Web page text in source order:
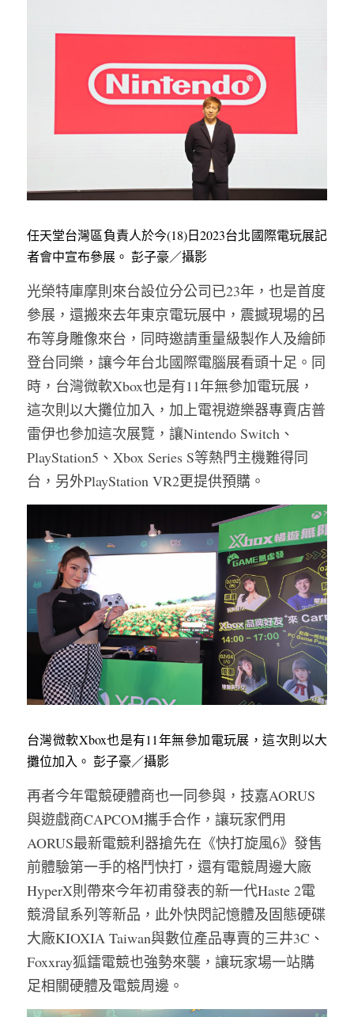
任天堂台灣區負責人於今(18)日2023台北國際電玩展記
者會中宣布參展。 彭子豪／攝影
光榮特庫摩則來台設位分公司已23年，也是首度
參展，還搬來去年東京電玩展中，震撼現場的呂
布等身雕像來台，同時邀請重量級製作人及繪師
登台同樂，讓今年台北國際電腦展看頭十足。同
時，台灣微軟Xbox也是有11年無參加電玩展，
這次則以大攤位加入，加上電視遊樂器專賣店普
雷伊也參加這次展覽，讓Nintendo Switch、
PlayStation5、Xbox Series S等熱門主機難得同
台，另外PlayStation VR2更提供預購。
台灣微軟Xbox也是有11年無參加電玩展，這次則以大
攤位加入。 彭子豪／攝影
再者今年電競硬體商也一同參與，技嘉AORUS
與遊戲商CAPCOM攜手合作，讓玩家們用
AORUS最新電競利器搶先在《快打旋風6》發售
前體驗第一手的格鬥快打，還有電競周邊大廠
HyperX則帶來今年初甫發表的新一代Haste 2電
競滑鼠系列等新品，此外快閃記憶體及固態硬碟
大廠KIOXIA Taiwan與數位產品專賣的三井3C、
Foxxray狐鐳電競也強勢來襲，讓玩家場一站購
足相關硬體及電競周邊。